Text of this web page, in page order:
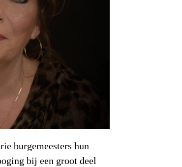
burgemeesters hun
bij een groot deel